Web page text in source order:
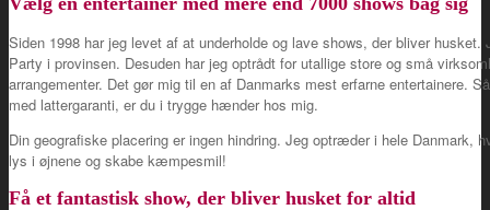
Siden 1998 har jeg levet af at underholde og lave shows, der bliver husket.
Party i provinsen. Desuden har jeg optrådt for utallige store og små
arrangementer. Det gør mig til en af Danmarks mest erfarne entertainere.
med lattergaranti, er du i trygge hænder hos mig.
Din geografiske placering er ingen hindring. Jeg optræder i hele Danmark,
lys i øjnene og skabe kæmpesmil!
Få et fantastisk show, der bliver husket for altid